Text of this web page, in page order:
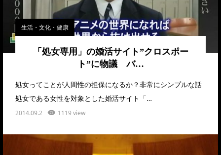
生活・文化・健康
「処女専用」の婚活サイト”クロスポー
ト”に物議 バ…
処女ってことが人間性の担保になるか？非常にシンプルな話
処女である女性を対象とした婚活サイト「…
2014.09.2 1119 view